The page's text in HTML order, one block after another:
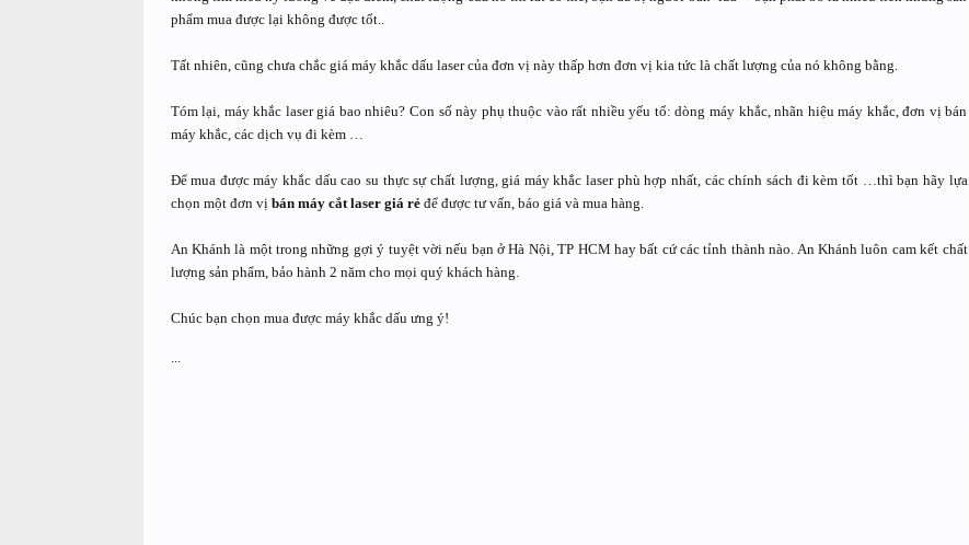
phẩm mua được lại không được tốt..
Tất nhiên, cũng chưa chắc giá máy khắc dấu laser của đơn vị này thấp hơn đơn vị kia tức là chất lượng của nó không bằng.
Tóm lại, máy khắc laser giá bao nhiêu? Con số này phụ thuộc vào rất nhiều yếu tố: dòng máy khắc, nhãn hiệu máy khắc, đơn vị bán
máy khắc, các dịch vụ đi kèm …
Để mua được máy khắc dấu cao su thực sự chất lượng, giá máy khắc laser phù hợp nhất, các chính sách đi kèm tốt …thì bạn hãy lựa
chọn một đơn vị bán máy cắt laser giá rẻđể được tư vấn, báo giá và mua hàng.
An Khánh là một trong những gợi ý tuyệt vời nếu bạn ở Hà Nội, TP HCM hay bất cứ các tỉnh thành nào. An Khánh luôn cam kết chất
lượng sản phẩm, bảo hành 2 năm cho mọi quý khách hàng.
Chúc bạn chọn mua được máy khắc dấu ưng ý!
...